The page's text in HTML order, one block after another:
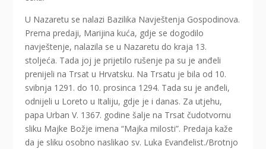
U Nazaretu se nalazi Bazilika Navještenja Gospodinova.
Prema predaji, Marijina kuća, gdje se dogodilo
navještenje, nalazila se u Nazaretu do kraja 13.
stoljeća. Tada joj je prijetilo rušenje pa su je anđeli
prenijeli na Trsat u Hrvatsku. Na Trsatu je bila od 10.
svibnja 1291. do 10. prosinca 1294. Tada su je anđeli,
odnijeli u Loreto u Italiju, gdje je i danas. Za utjehu,
papa Urban V. 1367. godine šalje na Trsat čudotvornu
sliku Majke Božje imena “Majka milosti”. Predaja kaže
da je sliku osobno naslikao sv. Luka Evanđelist./Brotnjo